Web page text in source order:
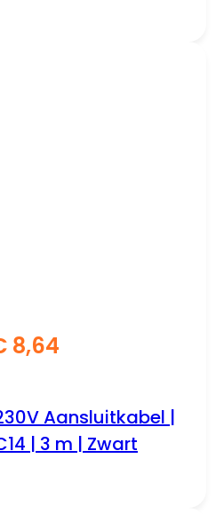
8,64
Aansluitkabel |
| 3 m | Zwart